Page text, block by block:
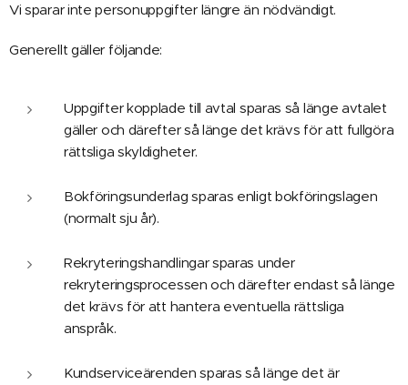
Vi sparar inte personuppgifter längre än nödvändigt.
Generellt gäller följande:
Uppgifter kopplade till avtal sparas så länge avtalet
gäller och därefter så länge det krävs för att fullgöra
rättsliga skyldigheter.
Bokföringsunderlag sparas enligt bokföringslagen
(normalt sju år).
Rekryteringshandlingar sparas under
rekryteringsprocessen och därefter endast så länge
det krävs för att hantera eventuella rättsliga
anspråk.
Kundserviceärenden sparas så länge det är